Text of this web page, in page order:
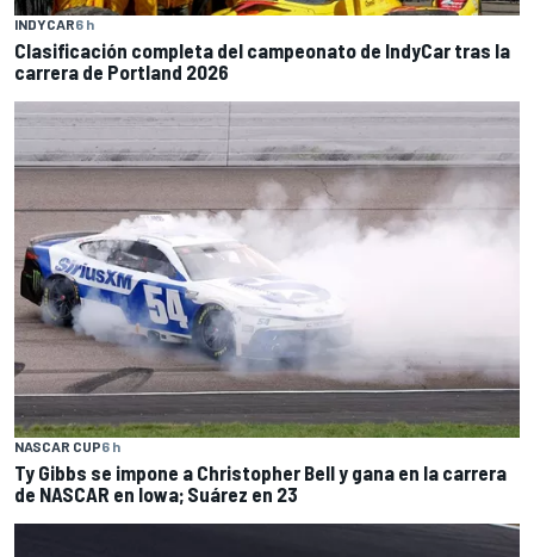
INDYCAR6 h
Clasificación completa del campeonato de IndyCar tras la
carrera de Portland 2026
NASCAR CUP6 h
Ty Gibbs se impone a Christopher Bell y gana en la carrera
de NASCAR en Iowa; Suárez en 23